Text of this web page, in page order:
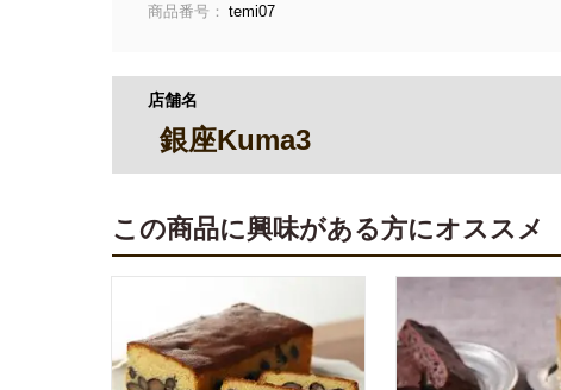
商品番号： temi07
店舗名
銀座Kuma3
この商品に興味がある方にオススメ